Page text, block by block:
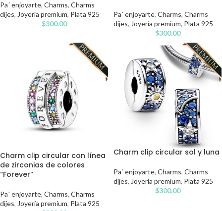
Pa´ enjoyarte, Charms, Charms
dijes, Joyería premium, Plata 925
$300.00
Pa´ enjoyarte, Charms, Charms
dijes, Joyería premium, Plata 925
$300.00
Charm clip circular con línea
de zirconias de colores
“Forever”
Pa´ enjoyarte, Charms, Charms
dijes, Joyería premium, Plata 925
Charm clip circular sol y luna
Pa´ enjoyarte, Charms, Charms
dijes, Joyería premium, Plata 925
$300.00